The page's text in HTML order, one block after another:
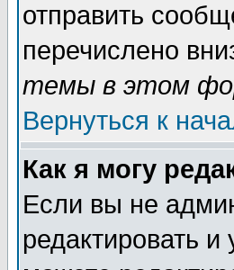
отправить
перечислено
темы в этом
Вернуться к
Как я могу
Если вы не
редактировать